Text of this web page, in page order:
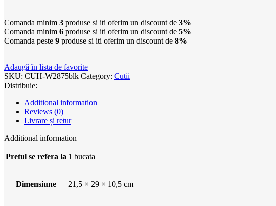
Comanda minim 3 produse si iti oferim un discount de 3%
Comanda minim 6 produse si iti oferim un discount de 5%
Comanda peste 9 produse si iti oferim un discount de 8%
Adaugă în lista de favorite
SKU: CUH-W2875blk Category: Cutii
Distribuie:
Additional information
Reviews (0)
Livrare și retur
Additional information
Pretul se refera la 1 bucata
Dimensiune 21,5 × 29 × 10,5 cm